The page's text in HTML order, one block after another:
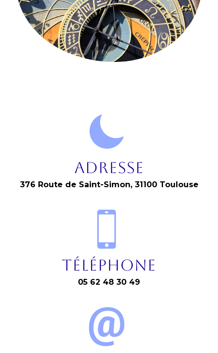
Adresse
376 Route de Saint-Simon, 31100 Toulouse
Téléphone
05 62 48 30 49